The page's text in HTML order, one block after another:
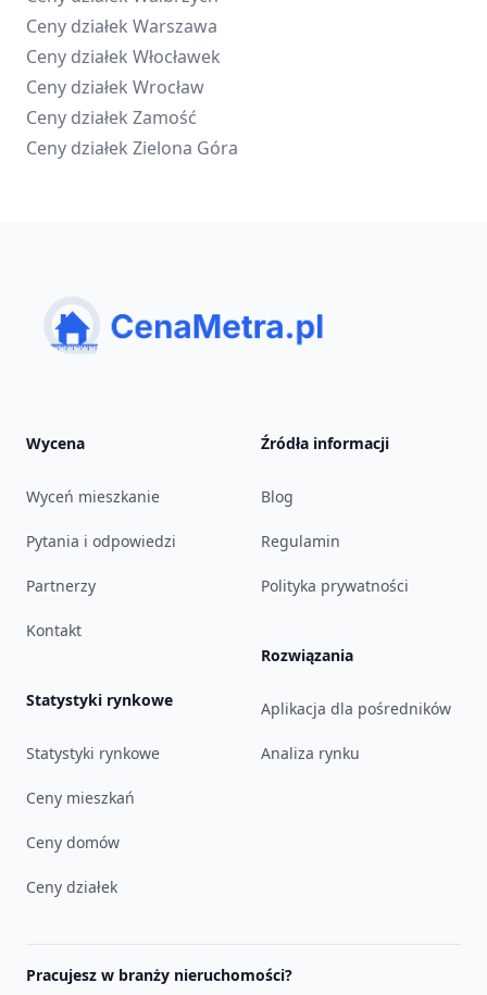
Ceny działek Warszawa
Ceny działek Włocławek
Ceny działek Wrocław
Ceny działek Zamość
Ceny działek Zielona Góra
Wycena
Wyceń mieszkanie
Pytania i odpowiedzi
Partnerzy
Kontakt
Statystyki rynkowe
Statystyki rynkowe
Ceny mieszkań
Ceny domów
Ceny działek
Źródła informacji
Blog
Regulamin
Polityka prywatności
Rozwiązania
Aplikacja dla pośredników
Analiza rynku
Pracujesz w branży nieruchomości?